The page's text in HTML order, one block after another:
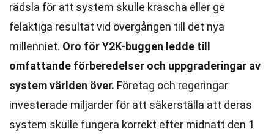
rädsla för att system skulle krascha eller ge
felaktiga resultat vid övergången till det nya
millenniet. Oro för Y2K-buggen ledde till
omfattande förberedelser och uppgraderingar av
system världen över. Företag och regeringar
investerade miljarder för att säkerställa att deras
system skulle fungera korrekt efter midnatt den 1